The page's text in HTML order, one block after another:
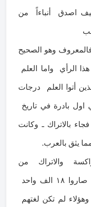
اصدق أنباءاً من
وهو الصحيح
الرأي واما العلم
أتوا العلم درجات
بادرة في تاريخ
بالاتراك ـ وكانت
مما يثق بالعرب.
والاتراك من
مختلف الاماكن الى بغداد الى ان صاروا ١٨ الف واحد
لم تكن لغتهم